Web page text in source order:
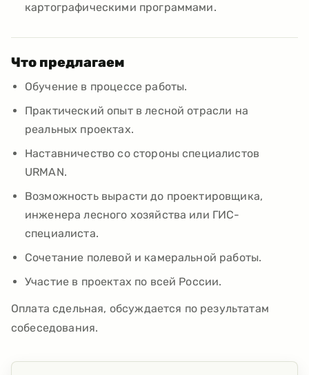
картографическими программами.
Что предлагаем
Обучение в процессе работы.
Практический опыт в лесной отрасли на
реальных проектах.
Наставничество со стороны специалистов
URMAN.
Возможность вырасти до проектировщика,
инженера лесного хозяйства или ГИС-
специалиста.
Сочетание полевой и камеральной работы.
Участие в проектах по всей России.
Оплата сдельная, обсуждается по результатам
собеседования.